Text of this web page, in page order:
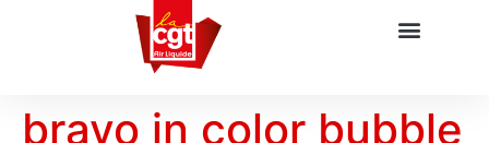
bravo in color bubble